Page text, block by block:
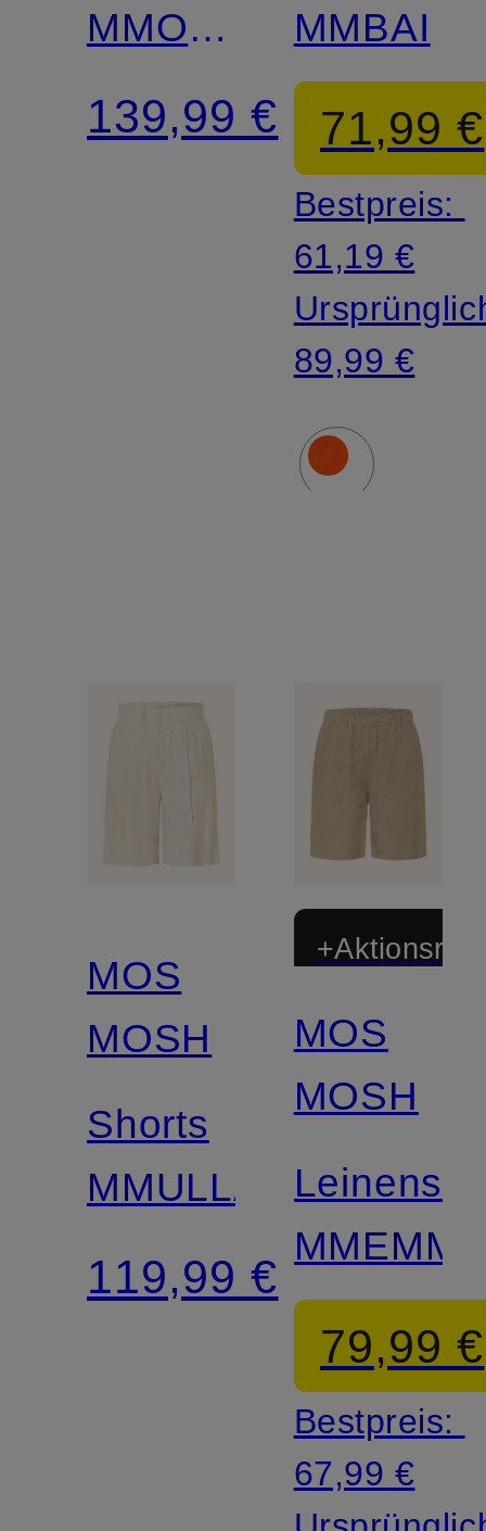
MMOBZON
STORK
139,99 €
MMBAI
71,99 €
Bestpreis:
61,19 €
89,99 €
MOS
MOSH
Shorts
MMULLA
119,99 €
MOS
MOSH
79,99 €
Bestpreis:
67,99 €